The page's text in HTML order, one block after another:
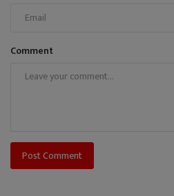
Comment
Post Comment